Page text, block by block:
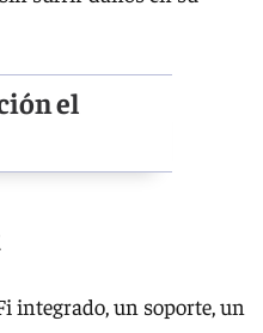
el
integrado, un soporte, un